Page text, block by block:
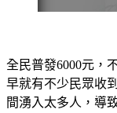
全民普發6000元，
早就有不少民眾收
間湧入太多人，導